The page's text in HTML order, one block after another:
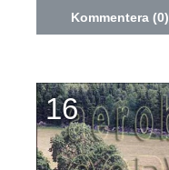
Kommentera (0)
16